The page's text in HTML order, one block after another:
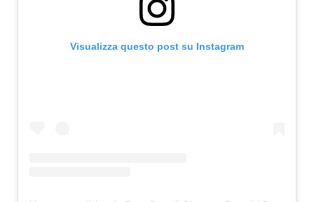
Visualizza questo post su Instagram